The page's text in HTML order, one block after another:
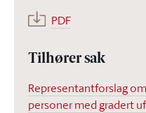
PDF
Tilhører sak
Representantforslag
personer med gradert